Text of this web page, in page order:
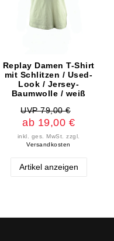
Replay Damen T-Shirt
mit Schlitzen / Used-
Look / Jersey-
Baumwolle / weiß
UVP 79,00 €
ab 19,00 €
inkl. ges. MwSt. zzgl.
Versandkosten
Artikel anzeigen